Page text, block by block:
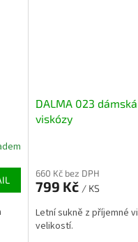
DALMA 023
viskózy
660 Kč bez DPH
799 Kč / KS
Letní sukně z příjemné
velikostí.